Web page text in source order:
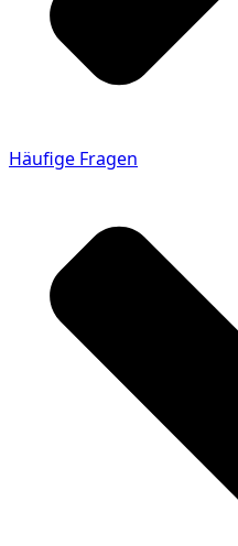
Häufige Fragen